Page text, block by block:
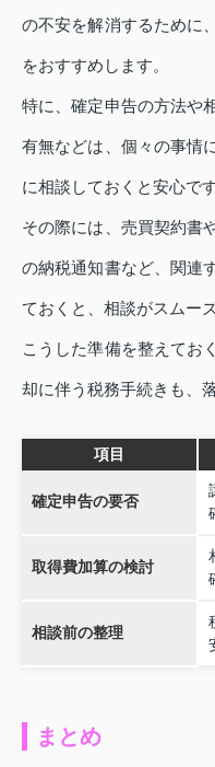
の不安を解消するために
をおすすめします。
特に、確定申告の方法や
有無などは、個々の事情
に相談しておくと安心です
その際には、売買契約書
の納税通知書など、関連
ておくと、相談がスムー
こうした準備を整えてお
却に伴う税務手続きも、
項目
確定申告の要否
取得費加算の検討
相談前の整理
まとめ